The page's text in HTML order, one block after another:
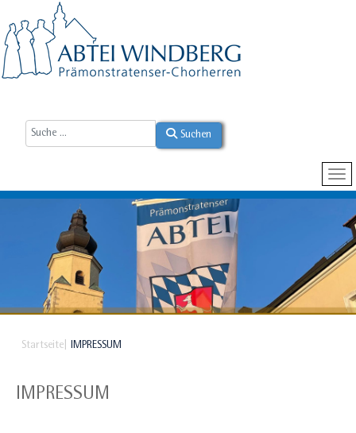
Suchen
Startseite IMPRESSUM
IMPRESSUM